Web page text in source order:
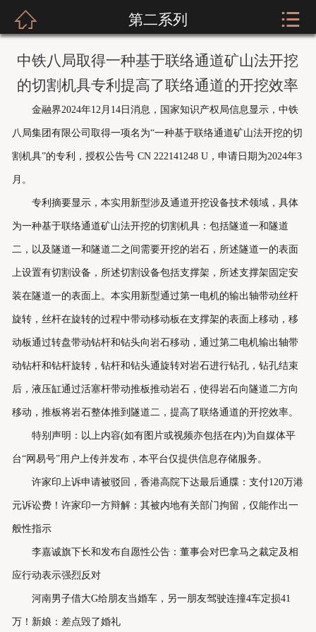
关于我们
新闻资讯
服装展示
实店经营
招商加盟
公司荣誉
客户留言
联系我们
 第二系列 
中铁八局取得一种基于联络通道矿山法开挖
的切割机具专利提高了联络通道的开挖效率
金融界2024年12月14日消息，国家知识产权局信息显示，中铁
八局集团有限公司取得一项名为“一种基于联络通道矿山法开挖的切
割机具”的专利，授权公告号 CN 222141248 U，申请日期为2024年3
月。
专利摘要显示，本实用新型涉及通道开挖设备技术领域，具体
为一种基于联络通道矿山法开挖的切割机具：包括隧道一和隧道
二，以及隧道一和隧道二之间需要开挖的岩石，所述隧道一的表面
上设置有切割设备，所述切割设备包括支撑架，所述支撑架固定安
装在隧道一的表面上。本实用新型通过第一电机的输出轴带动丝杆
旋转，丝杆在旋转的过程中带动移动板在支撑架的表面上移动，移
动板通过转盘带动钻杆和钻头向岩石移动，通过第二电机输出轴带
动钻杆和钻杆旋转，钻杆和钻头通旋转对岩石进行钻孔，钻孔结束
后，液压缸通过活塞杆带动推板推动岩石，使得岩石向隧道二方向
移动，推板将岩石整体推到隧道二，提高了联络通道的开挖效率。
特别声明：以上内容(如有图片或视频亦包括在内)为自媒体平
台“网易号”用户上传并发布，本平台仅提供信息存储服务。
许家印上诉申请被驳回，香港高院下达最后通牒：支付120万港
元诉讼费！许家印一方辩解：其被内地有关部门拘留，仅能作出一
般性指示
李嘉诚旗下长和发布自愿性公告：董事会对巴拿马之裁定及相
应行动表示强烈反对
河南男子借大G给朋友当婚车，另一朋友驾驶连撞4车定损41
万！新娘：差点毁了婚礼